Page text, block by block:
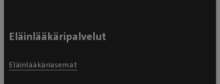
Eläinlääkäripalvelut
Eläinlääkäriasemat